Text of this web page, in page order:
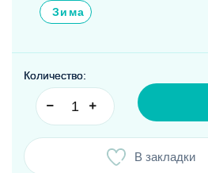
Зима
Количество:
В закладки